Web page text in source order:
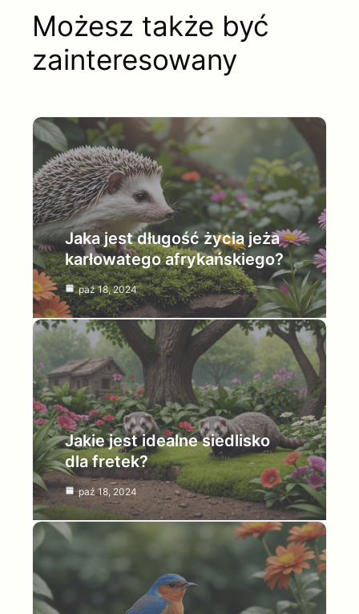
Możesz także być
zainteresowany
Jaka jest długość życia jeża
karłowatego afrykańskiego?
paź 18, 2024
Jakie jest idealne siedlisko
dla fretek?
paź 18, 2024